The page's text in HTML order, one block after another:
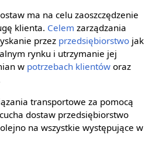
ma na celu zaoszczędzenie
klienta. Celem zarządzania
przez przedsiębiorstwojak
rynku i utrzymanie jej
w potrzebach klientóworaz
transportowe za pomocą
dostaw przedsiębiorstwo
na wszystkie występujące w